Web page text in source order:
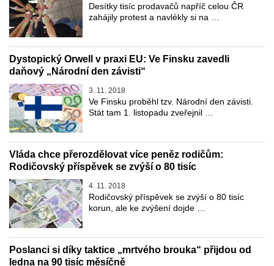
Desítky tisíc prodavačů napříč celou ČR
zahájily protest a navlékly si na …
Dystopický Orwell v praxi EU: Ve Finsku zavedli
daňový „Národní den závisti“
3. 11. 2018
Ve Finsku proběhl tzv. Národní den závisti.
Stát tam 1. listopadu zveřejnil …
Vláda chce přerozdělovat více peněz rodičům:
Rodičovský příspěvek se zvýší o 80 tisíc
4. 11. 2018
Rodičovský příspěvek se zvýší o 80 tisíc
korun, ale ke zvýšení dojde …
Poslanci si díky taktice „mrtvého brouka“ přijdou od
ledna na 90 tisíc měsíčně